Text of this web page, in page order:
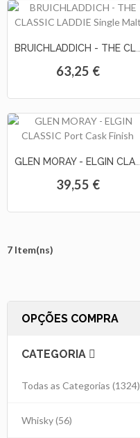
63,25 €
39,55 €
7 Item(ns)
OPÇÕES COMPRA
CATEGORIA
Todas as Categorias (1324)
Whisky(56)